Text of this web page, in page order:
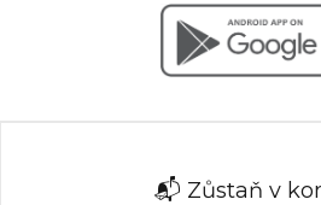
📬 Zůstaň v